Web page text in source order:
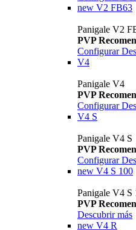
new V2 FB63
Panigale V2
PVP
Configurar
V4
Panigale V4
PVP
Configurar
V4 S
Panigale V4 S
PVP
Configurar
new V4 S 100
Panigale V4 S
PVP
Descubrir más
new V4 R